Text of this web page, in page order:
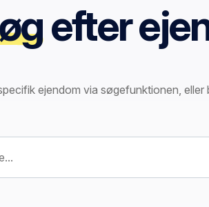
efter
ejendom via søgefunktionen, eller